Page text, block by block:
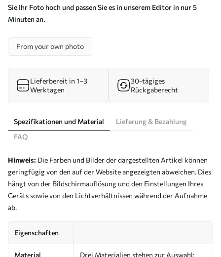
Sie Ihr Foto hoch und passen Sie es in unserem Editor in nur 5
Minuten an.
From your own photo
Lieferbereit in 1–3
Werktagen
30-tägiges
Rückgaberecht
Spezifikationen und Material
Lieferung & Bezahlung
FAQ
Hinweis: Die Farben und Bilder der dargestellten Artikel können
geringfügig von den auf der Website angezeigten abweichen. Dies
hängt von der Bildschirmauflösung und den Einstellungen Ihres
Geräts sowie von den Lichtverhältnissen während der Aufnahme
ab.
Eigenschaften
Material
Drei Materialien stehen zur Auswahl: